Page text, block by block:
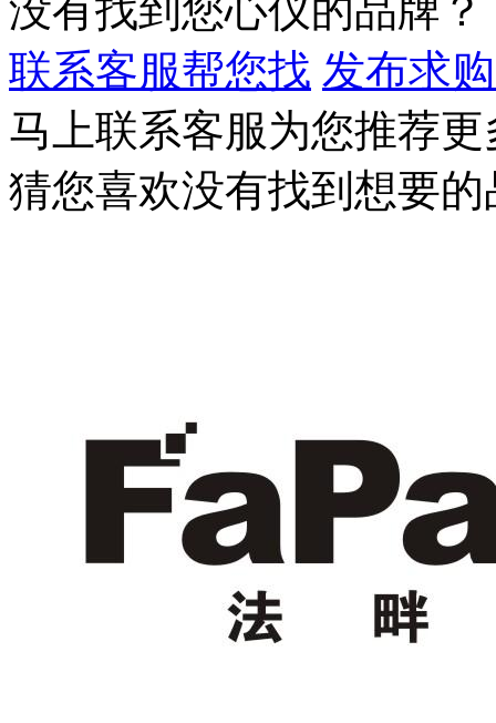
没有找到您心仪的品牌？
联系客服帮您找 发布求
马上联系客服为您推荐更
猜您喜欢没有找到想要